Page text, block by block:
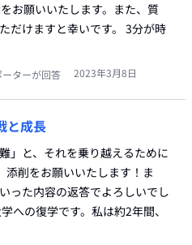
お願いいたします。また、質
だけますと幸いです。 3分が時
ターが回答 2023年3月8日
と成長
」と、それを乗り越えるために
削をお願いいたします！ま
った内容の返答でよろしいでし
への復学です。私は約2年間、